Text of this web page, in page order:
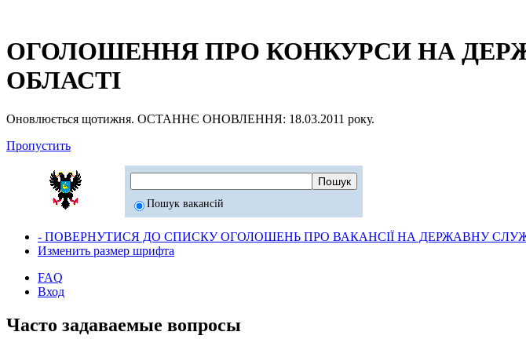
ОГОЛОШЕННЯ ПРО КОНКУРСИ НА
ОБЛАСТІ
Оновлюється щотижня. ОСТАННЄ ОНОВЛЕННЯ: 18.03.2011 року.
Пропустить
Пошук вакансій
- ПОВЕРНУТИСЯ ДО СПИСКУ ОГОЛОШЕНЬ ПРО ВАКАНСІЇ НА ДЕРЖАВНУ
Изменить размер шрифта
FAQ
Вход
Часто задаваемые вопросы